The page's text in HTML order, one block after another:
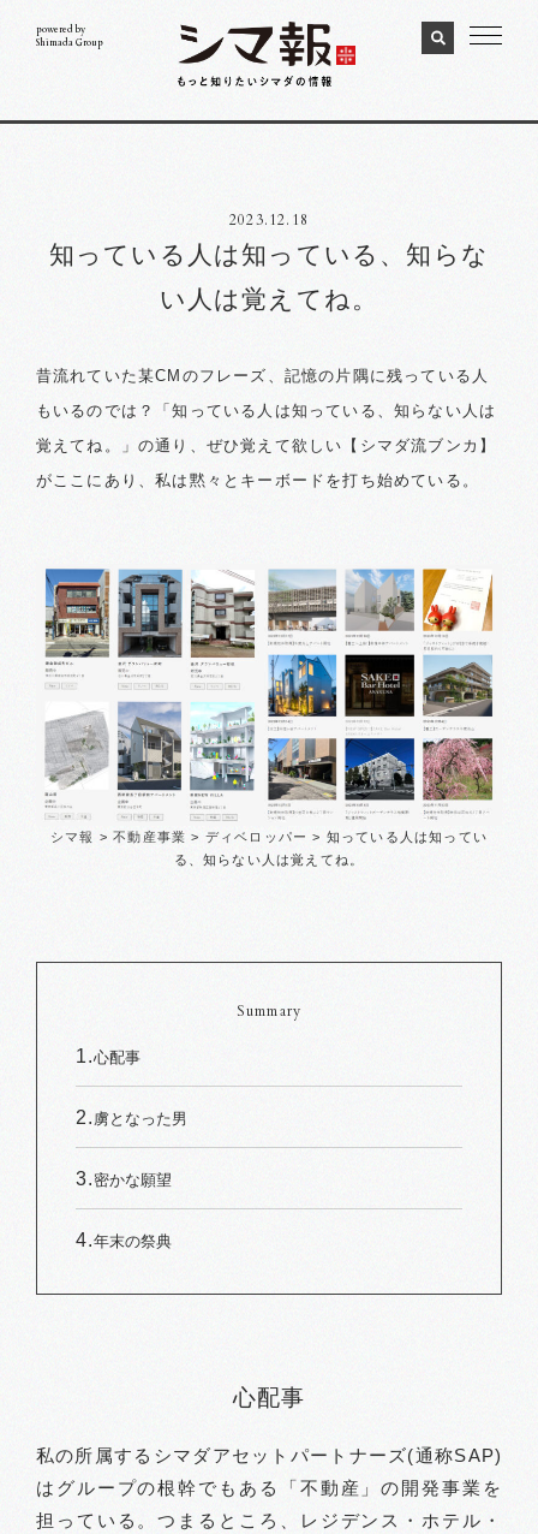
powered by
Shimada Group
2023.12.18
知っている人は知っている、知らな
い人は覚えてね。
昔流れていた某CMのフレーズ、記憶の片隅に残っている人
もいるのでは？「知っている人は知っている、知らない人は
覚えてね。」の通り、ぜひ覚えて欲しい【シマダ流ブンカ】
がここにあり、私は黙々とキーボードを打ち始めている。
シマ報 >不動産事業 > ディベロッパー > 知っている人は知ってい
る、知らない人は覚えてね。
Summary
心配事
虜となった男
密かな願望
年末の祭典
心配事
私の所属するシマダアセットパートナーズ(通称SAP)
はグループの根幹でもある「不動産」の開発事業を
担っている。つまるところ、レジデンス・ホテル・